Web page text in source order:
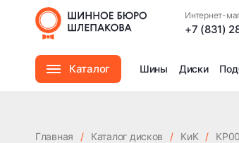
Интернет-
+7 (831)
Каталог Шины Диски
DIA77.9
Главная / Каталог дисков / КиК /